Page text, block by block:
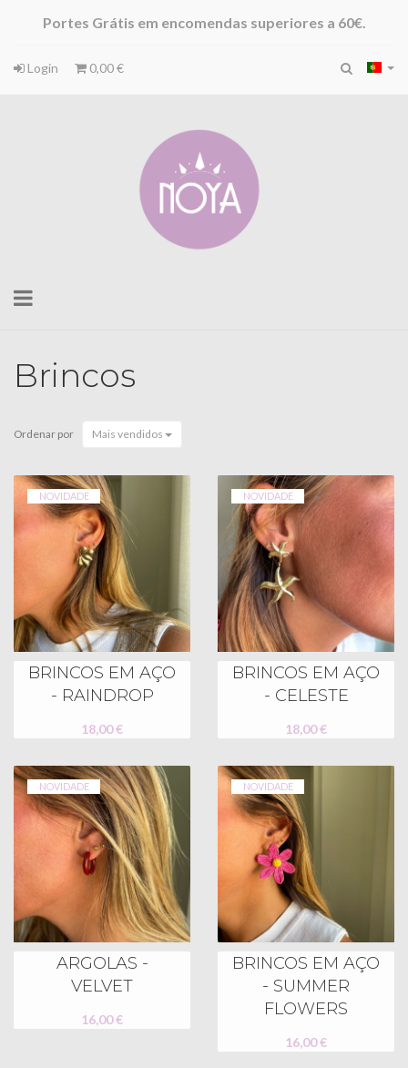
Portes Grátis em encomendas superiores a 60€.
Login 0,00 €
Toggle
Brincos
Ordenar por Mais vendidos
NOVIDADE
BRINCOS EM AÇO
- RAINDROP
18,00 €
NOVIDADE
BRINCOS EM AÇO
- CELESTE
18,00 €
NOVIDADE
ARGOLAS -
VELVET
16,00 €
NOVIDADE
BRINCOS EM AÇO
- SUMMER
FLOWERS
16,00 €